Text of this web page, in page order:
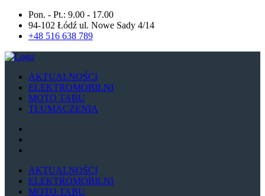
Pon. - Pt.: 9.00 - 17.00
94-102 Łódź ul. Nowe Sady 4/14
+48 516 638 789
AKTUALNOŚCI
ELEKTROMOBILNI
MOTO TABU
TŁUMACZENIA
AKTUALNOŚCI
ELEKTROMOBILNI
MOTO TABU